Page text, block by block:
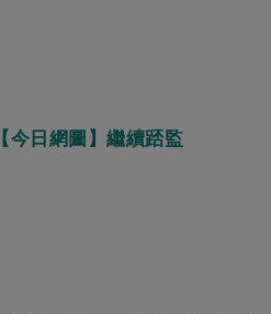
【今日網圖】繼續踎監